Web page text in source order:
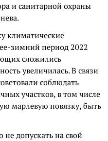
и санитарной охраны
климатические
зимний период 2022
сложились
увеличилась. В связи
соблюдать
участков, в том числе
марлевую повязку, быть
допускать на свой